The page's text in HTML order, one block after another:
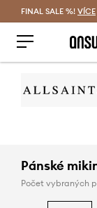
FINAL SALE %! VÍCE
Pánské
Počet vybraných